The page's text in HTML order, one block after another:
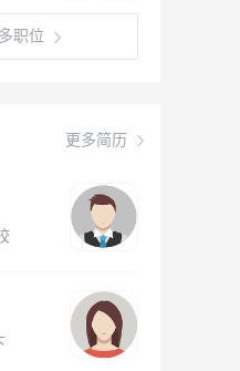
职位
更多简历